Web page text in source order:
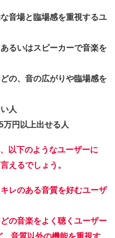
音場と臨場感を重視するユ
るいはスピーカーで音楽を
の、音の広がりや臨場感を
人
万円以上出せる人
以下のようなユーザーに
えるでしょう。
レのある音質を好むユーザ
の音楽をよく聴くユーザー
音質以外の機能を重視す